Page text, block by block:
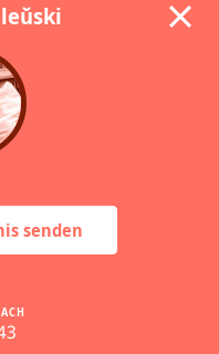
senden